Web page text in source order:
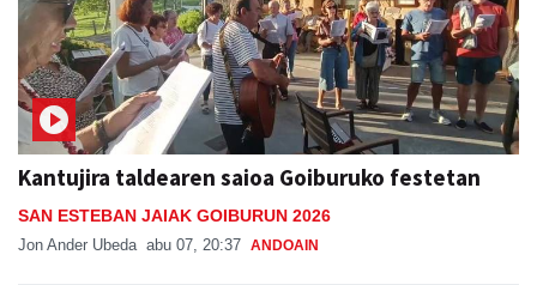
Kantujira taldearen saioa Goiburuko festetan
SAN ESTEBAN JAIAK GOIBURUN 2026
Jon Ander Ubeda abu 07, 20:37 ANDOAIN